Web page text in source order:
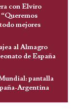
con Elviro
mejores
al Almagro
de España
pantalla
Argentina